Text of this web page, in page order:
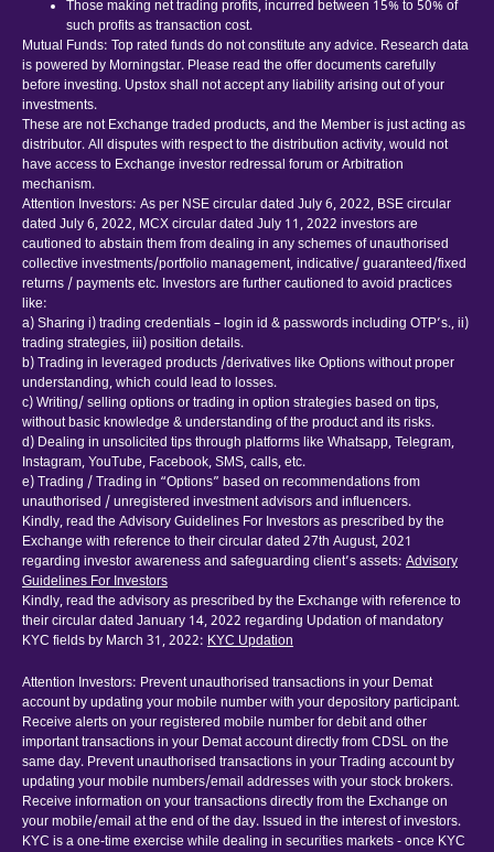
Those making net trading profits, incurred between 15% to 50% of
such profits as transaction cost.
Mutual Funds: Top rated funds do not constitute any advice. Research data
is powered by Morningstar. Please read the offer documents carefully
before investing. Upstox shall not accept any liability arising out of your
investments.
These are not Exchange traded products, and the Member is just acting as
distributor. All disputes with respect to the distribution activity, would not
have access to Exchange investor redressal forum or Arbitration
mechanism.
Attention Investors: As per NSE circular dated July 6, 2022, BSE circular
dated July 6, 2022, MCX circular dated July 11, 2022 investors are
cautioned to abstain them from dealing in any schemes of unauthorised
collective investments/portfolio management, indicative/ guaranteed/fixed
returns / payments etc. Investors are further cautioned to avoid practices
like:
a) Sharing i) trading credentials – login id & passwords including OTP’s., ii)
trading strategies, iii) position details.
b) Trading in leveraged products /derivatives like Options without proper
understanding, which could lead to losses.
c) Writing/ selling options or trading in option strategies based on tips,
without basic knowledge & understanding of the product and its risks.
d) Dealing in unsolicited tips through platforms like Whatsapp, Telegram,
Instagram, YouTube, Facebook, SMS, calls, etc.
e) Trading / Trading in “Options” based on recommendations from
unauthorised / unregistered investment advisors and influencers.
Kindly, read the Advisory Guidelines For Investors as prescribed by the
Exchange with reference to their circular dated 27th August, 2021
regarding investor awareness and safeguarding client’s assets: Advisory
Guidelines For Investors
Kindly, read the advisory as prescribed by the Exchange with reference to
their circular dated January 14, 2022 regarding Updation of mandatory
KYC fields by March 31, 2022: KYC Updation
Attention Investors: Prevent unauthorised transactions in your Demat
account by updating your mobile number with your depository participant.
Receive alerts on your registered mobile number for debit and other
important transactions in your Demat account directly from CDSL on the
same day. Prevent unauthorised transactions in your Trading account by
updating your mobile numbers/email addresses with your stock brokers.
Receive information on your transactions directly from the Exchange on
your mobile/email at the end of the day. Issued in the interest of investors.
KYC is a one-time exercise while dealing in securities markets - once KYC